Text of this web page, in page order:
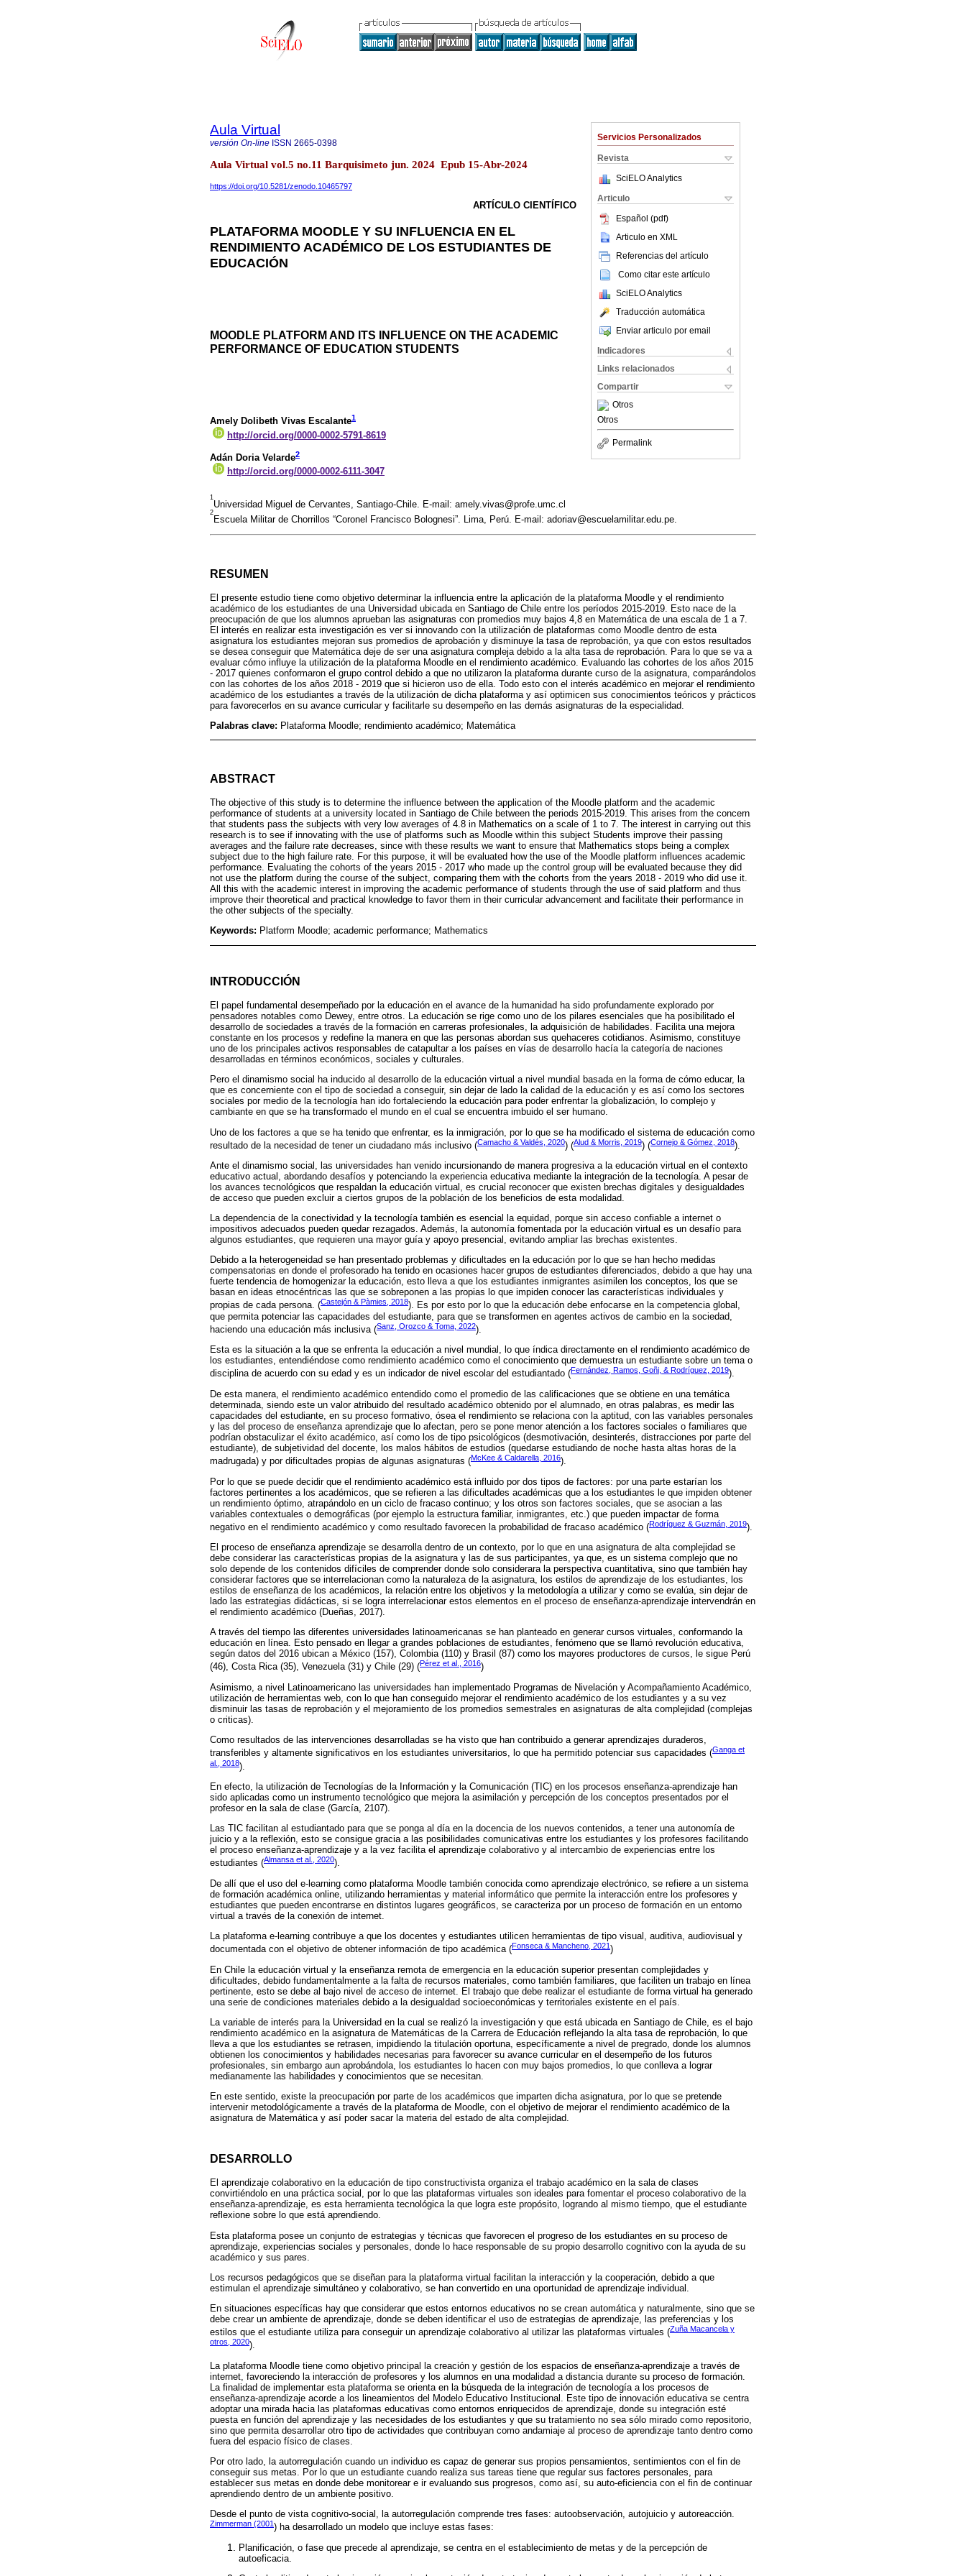
Servicios Personalizados
Revista
SciELO Analytics
Articulo
Español (pdf)
Articulo en XML
Referencias del artículo
Como citar este artículo
SciELO Analytics
Traducción automática
Enviar articulo por email
Indicadores
Links relacionados
Compartir
Otros
Otros
Permalink
Aula Virtual
versión On-line ISSN 2665-0398
Aula Virtual vol.5 no.11 Barquisimeto jun. 2024 Epub 15-Abr-2024
https://doi.org/10.5281/zenodo.10465797
ARTÍCULO CIENTÍFICO
PLATAFORMA MOODLE Y SU INFLUENCIA EN EL
RENDIMIENTO ACADÉMICO DE LOS ESTUDIANTES DE
EDUCACIÓN
MOODLE PLATFORM AND ITS INFLUENCE ON THE ACADEMIC
PERFORMANCE OF EDUCATION STUDENTS
Amely Dolibeth Vivas Escalante1
http://orcid.org/0000-0002-5791-8619
Adán Doria Velarde2
http://orcid.org/0000-0002-6111-3047
1
Universidad Miguel de Cervantes, Santiago-Chile. E-mail: amely.vivas@profe.umc.cl
2
Escuela Militar de Chorrillos “Coronel Francisco Bolognesi”. Lima, Perú. E-mail: adoriav@escuelamilitar.edu.pe.
RESUMEN
El presente estudio tiene como objetivo determinar la influencia entre la aplicación de la plataforma Moodle y el rendimiento
académico de los estudiantes de una Universidad ubicada en Santiago de Chile entre los períodos 2015-2019. Esto nace de la
preocupación de que los alumnos aprueban las asignaturas con promedios muy bajos 4,8 en Matemática de una escala de 1 a 7.
El interés en realizar esta investigación es ver si innovando con la utilización de plataformas como Moodle dentro de esta
asignatura los estudiantes mejoran sus promedios de aprobación y disminuye la tasa de reprobación, ya que con estos resultados
se desea conseguir que Matemática deje de ser una asignatura compleja debido a la alta tasa de reprobación. Para lo que se va a
evaluar cómo influye la utilización de la plataforma Moodle en el rendimiento académico. Evaluando las cohortes de los años 2015
- 2017 quienes conformaron el grupo control debido a que no utilizaron la plataforma durante curso de la asignatura, comparándolos
con las cohortes de los años 2018 - 2019 que si hicieron uso de ella. Todo esto con el interés académico en mejorar el rendimiento
académico de los estudiantes a través de la utilización de dicha plataforma y así optimicen sus conocimientos teóricos y prácticos
para favorecerlos en su avance curricular y facilitarle su desempeño en las demás asignaturas de la especialidad.
Palabras clave: Plataforma Moodle; rendimiento académico; Matemática
ABSTRACT
The objective of this study is to determine the influence between the application of the Moodle platform and the academic
performance of students at a university located in Santiago de Chile between the periods 2015-2019. This arises from the concern
that students pass the subjects with very low averages of 4.8 in Mathematics on a scale of 1 to 7. The interest in carrying out this
research is to see if innovating with the use of platforms such as Moodle within this subject Students improve their passing
averages and the failure rate decreases, since with these results we want to ensure that Mathematics stops being a complex
subject due to the high failure rate. For this purpose, it will be evaluated how the use of the Moodle platform influences academic
performance. Evaluating the cohorts of the years 2015 - 2017 who made up the control group will be evaluated because they did
not use the platform during the course of the subject, comparing them with the cohorts from the years 2018 - 2019 who did use it.
All this with the academic interest in improving the academic performance of students through the use of said platform and thus
improve their theoretical and practical knowledge to favor them in their curricular advancement and facilitate their performance in
the other subjects of the specialty.
Keywords: Platform Moodle; academic performance; Mathematics
INTRODUCCIÓN
El papel fundamental desempeñado por la educación en el avance de la humanidad ha sido profundamente explorado por
pensadores notables como Dewey, entre otros. La educación se rige como uno de los pilares esenciales que ha posibilitado el
desarrollo de sociedades a través de la formación en carreras profesionales, la adquisición de habilidades. Facilita una mejora
constante en los procesos y redefine la manera en que las personas abordan sus quehaceres cotidianos. Asimismo, constituye
uno de los principales activos responsables de catapultar a los países en vías de desarrollo hacía la categoría de naciones
desarrolladas en términos económicos, sociales y culturales.
Pero el dinamismo social ha inducido al desarrollo de la educación virtual a nivel mundial basada en la forma de cómo educar, la
que es concerniente con el tipo de sociedad a conseguir, sin dejar de lado la calidad de la educación y es así como los sectores
sociales por medio de la tecnología han ido fortaleciendo la educación para poder enfrentar la globalización, lo complejo y
cambiante en que se ha transformado el mundo en el cual se encuentra imbuido el ser humano.
Uno de los factores a que se ha tenido que enfrentar, es la inmigración, por lo que se ha modificado el sistema de educación como
resultado de la necesidad de tener un ciudadano más inclusivo (Camacho & Valdés, 2020) (Alud & Morris, 2019) (Cornejo & Gómez, 2018).
Ante el dinamismo social, las universidades han venido incursionando de manera progresiva a la educación virtual en el contexto
educativo actual, abordando desafíos y potenciando la experiencia educativa mediante la integración de la tecnología. A pesar de
los avances tecnológicos que respaldan la educación virtual, es crucial reconocer que existen brechas digitales y desigualdades
de acceso que pueden excluir a ciertos grupos de la población de los beneficios de esta modalidad.
La dependencia de la conectividad y la tecnología también es esencial la equidad, porque sin acceso confiable a internet o
impositivos adecuados pueden quedar rezagados. Además, la autonomía fomentada por la educación virtual es un desafío para
algunos estudiantes, que requieren una mayor guía y apoyo presencial, evitando ampliar las brechas existentes.
Debido a la heterogeneidad se han presentado problemas y dificultades en la educación por lo que se han hecho medidas
compensatorias en donde el profesorado ha tenido en ocasiones hacer grupos de estudiantes diferenciados, debido a que hay una
fuerte tendencia de homogenizar la educación, esto lleva a que los estudiantes inmigrantes asimilen los conceptos, los que se
basan en ideas etnocéntricas las que se sobreponen a las propias lo que impiden conocer las características individuales y
propias de cada persona. (Castejón & Pàmies, 2018). Es por esto por lo que la educación debe enfocarse en la competencia global,
que permita potenciar las capacidades del estudiante, para que se transformen en agentes activos de cambio en la sociedad,
haciendo una educación más inclusiva (Sanz, Orozco & Toma, 2022).
Esta es la situación a la que se enfrenta la educación a nivel mundial, lo que índica directamente en el rendimiento académico de
los estudiantes, entendiéndose como rendimiento académico como el conocimiento que demuestra un estudiante sobre un tema o
disciplina de acuerdo con su edad y es un indicador de nivel escolar del estudiantado (Fernández, Ramos, Goñi, & Rodríguez, 2019).
De esta manera, el rendimiento académico entendido como el promedio de las calificaciones que se obtiene en una temática
determinada, siendo este un valor atribuido del resultado académico obtenido por el alumnado, en otras palabras, es medir las
capacidades del estudiante, en su proceso formativo, ósea el rendimiento se relaciona con la aptitud, con las variables personales
y las del proceso de enseñanza aprendizaje que lo afectan, pero se pone menor atención a los factores sociales o familiares que
podrían obstaculizar el éxito académico, así como los de tipo psicológicos (desmotivación, desinterés, distracciones por parte del
estudiante), de subjetividad del docente, los malos hábitos de estudios (quedarse estudiando de noche hasta altas horas de la
madrugada) y por dificultades propias de algunas asignaturas (McKee & Caldarella, 2016).
Por lo que se puede decidir que el rendimiento académico está influido por dos tipos de factores: por una parte estarían los
factores pertinentes a los académicos, que se refieren a las dificultades académicas que a los estudiantes le que impiden obtener
un rendimiento óptimo, atrapándolo en un ciclo de fracaso continuo; y los otros son factores sociales, que se asocian a las
variables contextuales o demográficas (por ejemplo la estructura familiar, inmigrantes, etc.) que pueden impactar de forma
negativo en el rendimiento académico y como resultado favorecen la probabilidad de fracaso académico (Rodríguez & Guzmán, 2019).
El proceso de enseñanza aprendizaje se desarrolla dentro de un contexto, por lo que en una asignatura de alta complejidad se
debe considerar las características propias de la asignatura y las de sus participantes, ya que, es un sistema complejo que no
solo depende de los contenidos difíciles de comprender donde solo considerara la perspectiva cuantitativa, sino que también hay
considerar factores que se interrelacionan como la naturaleza de la asignatura, los estilos de aprendizaje de los estudiantes, los
estilos de enseñanza de los académicos, la relación entre los objetivos y la metodología a utilizar y como se evalúa, sin dejar de
lado las estrategias didácticas, si se logra interrelacionar estos elementos en el proceso de enseñanza-aprendizaje intervendrán en
el rendimiento académico (Dueñas, 2017).
A través del tiempo las diferentes universidades latinoamericanas se han planteado en generar cursos virtuales, conformando la
educación en línea. Esto pensado en llegar a grandes poblaciones de estudiantes, fenómeno que se llamó revolución educativa,
según datos del 2016 ubican a México (157), Colombia (110) y Brasil (87) como los mayores productores de cursos, le sigue Perú
(46), Costa Rica (35), Venezuela (31) y Chile (29) (Pérez et al., 2016)
Asimismo, a nivel Latinoamericano las universidades han implementado Programas de Nivelación y Acompañamiento Académico,
utilización de herramientas web, con lo que han conseguido mejorar el rendimiento académico de los estudiantes y a su vez
disminuir las tasas de reprobación y el mejoramiento de los promedios semestrales en asignaturas de alta complejidad (complejas
o criticas).
Como resultados de las intervenciones desarrolladas se ha visto que han contribuido a generar aprendizajes duraderos,
transferibles y altamente significativos en los estudiantes universitarios, lo que ha permitido potenciar sus capacidades (Ganga et
al., 2018).
En efecto, la utilización de Tecnologías de la Información y la Comunicación (TIC) en los procesos enseñanza-aprendizaje han
sido aplicadas como un instrumento tecnológico que mejora la asimilación y percepción de los conceptos presentados por el
profesor en la sala de clase (García, 2107).
Las TIC facilitan al estudiantado para que se ponga al día en la docencia de los nuevos contenidos, a tener una autonomía de
juicio y a la reflexión, esto se consigue gracia a las posibilidades comunicativas entre los estudiantes y los profesores facilitando
el proceso enseñanza-aprendizaje y a la vez facilita el aprendizaje colaborativo y al intercambio de experiencias entre los
estudiantes (Almansa et al., 2020).
De allí que el uso del e-learning como plataforma Moodle también conocida como aprendizaje electrónico, se refiere a un sistema
de formación académica online, utilizando herramientas y material informático que permite la interacción entre los profesores y
estudiantes que pueden encontrarse en distintos lugares geográficos, se caracteriza por un proceso de formación en un entorno
virtual a través de la conexión de internet.
La plataforma e-learning contribuye a que los docentes y estudiantes utilicen herramientas de tipo visual, auditiva, audiovisual y
documentada con el objetivo de obtener información de tipo académica (Fonseca & Mancheno, 2021)
En Chile la educación virtual y la enseñanza remota de emergencia en la educación superior presentan complejidades y
dificultades, debido fundamentalmente a la falta de recursos materiales, como también familiares, que faciliten un trabajo en línea
pertinente, esto se debe al bajo nivel de acceso de internet. El trabajo que debe realizar el estudiante de forma virtual ha generado
una serie de condiciones materiales debido a la desigualdad socioeconómicas y territoriales existente en el país.
La variable de interés para la Universidad en la cual se realizó la investigación y que está ubicada en Santiago de Chile, es el bajo
rendimiento académico en la asignatura de Matemáticas de la Carrera de Educación reflejando la alta tasa de reprobación, lo que
lleva a que los estudiantes se retrasen, impidiendo la titulación oportuna, específicamente a nivel de pregrado, donde los alumnos
obtienen los conocimientos y habilidades necesarias para favorecer su avance curricular en el desempeño de los futuros
profesionales, sin embargo aun aprobándola, los estudiantes lo hacen con muy bajos promedios, lo que conlleva a lograr
medianamente las habilidades y conocimientos que se necesitan.
En este sentido, existe la preocupación por parte de los académicos que imparten dicha asignatura, por lo que se pretende
intervenir metodológicamente a través de la plataforma de Moodle, con el objetivo de mejorar el rendimiento académico de la
asignatura de Matemática y así poder sacar la materia del estado de alta complejidad.
DESARROLLO
El aprendizaje colaborativo en la educación de tipo constructivista organiza el trabajo académico en la sala de clases
convirtiéndolo en una práctica social, por lo que las plataformas virtuales son ideales para fomentar el proceso colaborativo de la
enseñanza-aprendizaje, es esta herramienta tecnológica la que logra este propósito, logrando al mismo tiempo, que el estudiante
reflexione sobre lo que está aprendiendo.
Esta plataforma posee un conjunto de estrategias y técnicas que favorecen el progreso de los estudiantes en su proceso de
aprendizaje, experiencias sociales y personales, donde lo hace responsable de su propio desarrollo cognitivo con la ayuda de su
académico y sus pares.
Los recursos pedagógicos que se diseñan para la plataforma virtual facilitan la interacción y la cooperación, debido a que
estimulan el aprendizaje simultáneo y colaborativo, se han convertido en una oportunidad de aprendizaje individual.
En situaciones específicas hay que considerar que estos entornos educativos no se crean automática y naturalmente, sino que se
debe crear un ambiente de aprendizaje, donde se deben identificar el uso de estrategias de aprendizaje, las preferencias y los
estilos que el estudiante utiliza para conseguir un aprendizaje colaborativo al utilizar las plataformas virtuales (Zuña Macancela y
otros, 2020).
La plataforma Moodle tiene como objetivo principal la creación y gestión de los espacios de enseñanza-aprendizaje a través de
internet, favoreciendo la interacción de profesores y los alumnos en una modalidad a distancia durante su proceso de formación.
La finalidad de implementar esta plataforma se orienta en la búsqueda de la integración de tecnología a los procesos de
enseñanza-aprendizaje acorde a los lineamientos del Modelo Educativo Institucional. Este tipo de innovación educativa se centra
adoptar una mirada hacia las plataformas educativas como entornos enriquecidos de aprendizaje, donde su integración esté
puesta en función del aprendizaje y las necesidades de los estudiantes y que su tratamiento no sea sólo mirado como repositorio,
sino que permita desarrollar otro tipo de actividades que contribuyan como andamiaje al proceso de aprendizaje tanto dentro como
fuera del espacio físico de clases.
Por otro lado, la autorregulación cuando un individuo es capaz de generar sus propios pensamientos, sentimientos con el fin de
conseguir sus metas. Por lo que un estudiante cuando realiza sus tareas tiene que regular sus factores personales, para
establecer sus metas en donde debe monitorear e ir evaluando sus progresos, como así, su auto-eficiencia con el fin de continuar
aprendiendo dentro de un ambiente positivo.
Desde el punto de vista cognitivo-social, la autorregulación comprende tres fases: autoobservación, autojuicio y autoreacción.
Zimmerman (2001 ) ha desarrollado un modelo que incluye estas fases:
Planificación, o fase que precede al aprendizaje, se centra en el establecimiento de metas y de la percepción de
autoeficacia.